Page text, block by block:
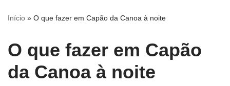
Início » O que fazer em Capão da Canoa à noite
O que fazer em Capão
da Canoa à noite